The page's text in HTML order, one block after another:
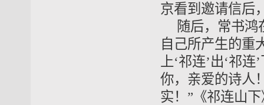
京看到邀请信后
随后，常书
自己所产生的重
上‘祁连’出‘祁
你，亲爱的诗人
实！”《祁连山